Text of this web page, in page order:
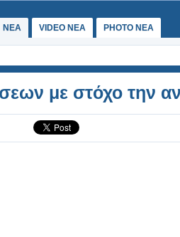
ΝΕΑ VIDEO NEA PHOTO NEA
με στόχο την